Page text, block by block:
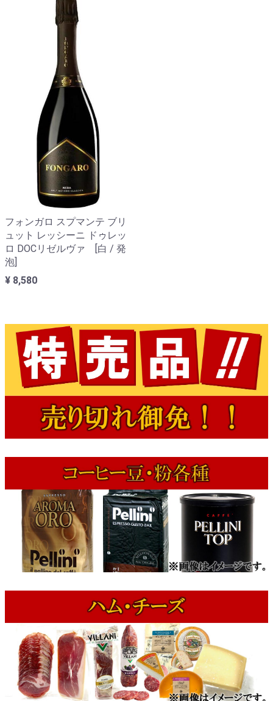
フォンガロ スプマンテ ブリ
ュット レッシーニ ドゥレッ
ロ DOCリゼルヴァ [白 / 発
泡]
¥ 8,580